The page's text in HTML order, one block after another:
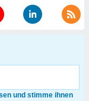
und stimme ihnen